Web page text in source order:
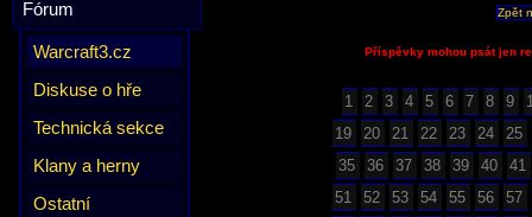
Fórum
Warcraft3.cz
Diskuse o hře
Technická sekce
Klany a herny
Ostatní
Zpět
Příspěvky mohou psát jen
1 2 3 4 5 6 7 8 9
19
20 21 22 23 24
25
35
36 37 38 39 40
41
51
52 53 54 55 56
57